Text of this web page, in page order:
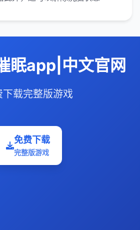
眠app|中文官网
下载完整版游戏
免费下载
完整版游戏